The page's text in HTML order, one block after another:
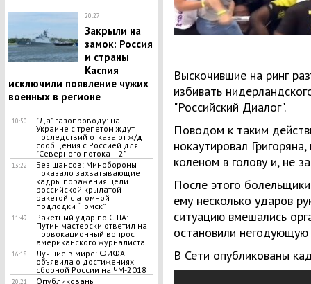
20:27
Закрыли на
замок: Россия
и страны
Каспия
исключили появление чужих
военных в регионе
10:50
"Да" газопроводу: на
Украине с трепетом ждут
последствий отказа от ж/д
сообщения с Россией для
"Северного потока – 2"
13:22
Без шансов: Минобороны
показало захватывающие
кадры поражения цели
российской крылатой
ракетой с атомной
подлодки “Томск”
11:49
Ракетный удар по США:
Путин мастерски ответил на
провокационный вопрос
американского журналиста
16:18
Лучшие в мире: ФИФА
объявила о достижениях
сборной России на ЧМ-2018
20:21
Опубликованы
Выскочившие на ринг
избивать
"Российский Диалог".
Поводом к таким
нокаутировал
коленом в голову и, не
После этого
ему несколько ударов
ситуацию вмешались
остановили
В Сети опубликованы